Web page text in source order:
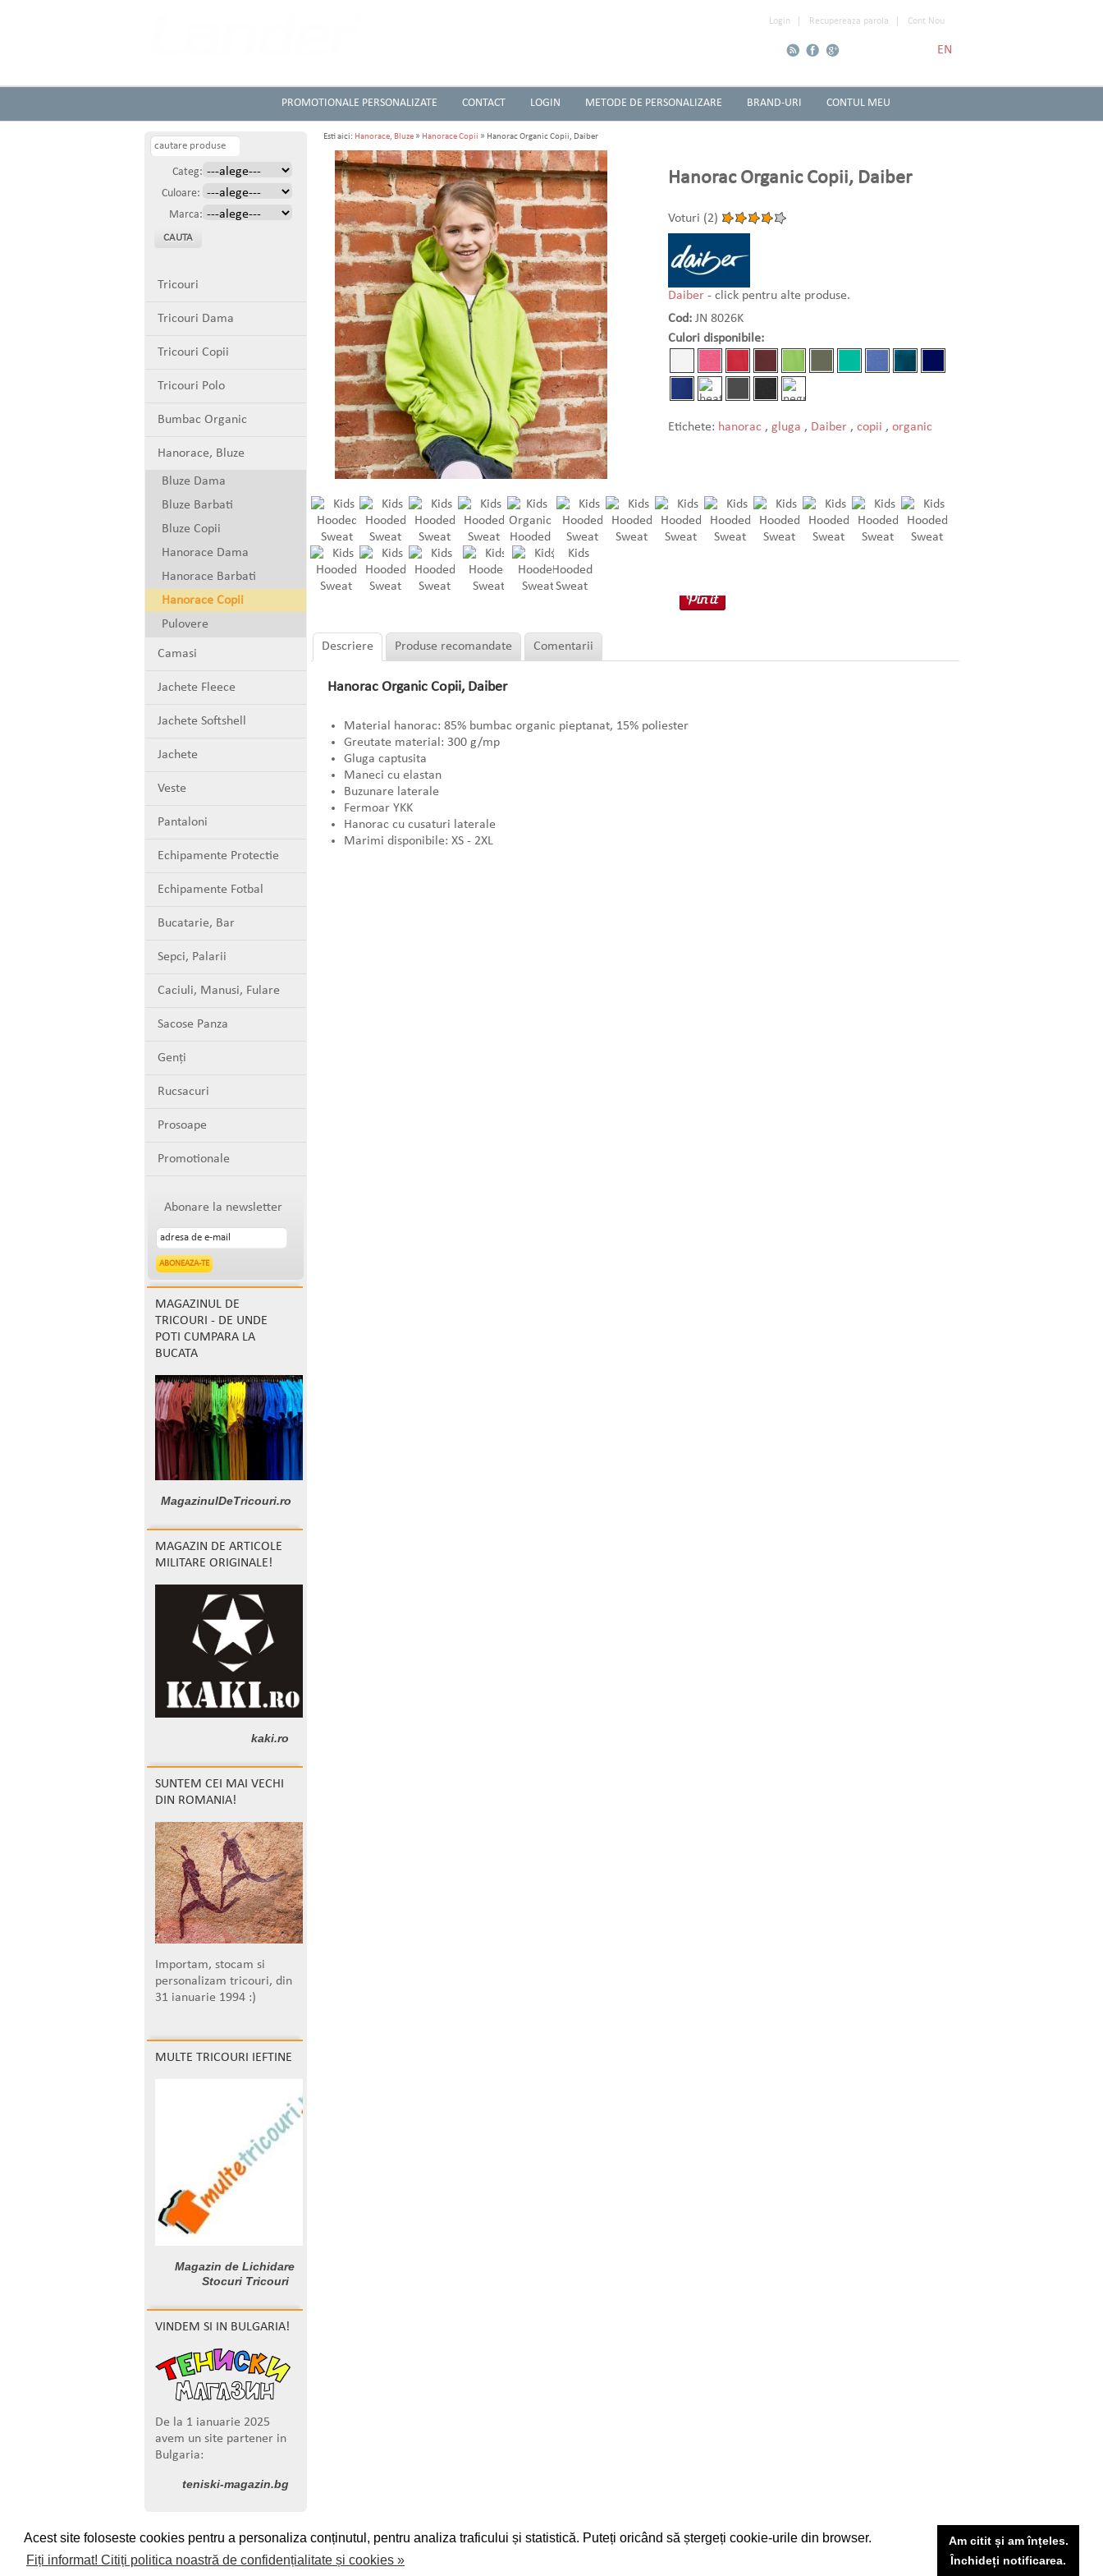
Acest site foloseste cookies pentru a personaliza conținutul, pentru analiza traficului și statistică. Puteți oricând să ștergeți cookie-urile din browser.
Fiți informat! Citiți politica noastră de confidențialitate și cookies »
Am citit și am înțeles.
Închideți notificarea.
Login Recupereaza parola Cont Nou
EN
PROMOTIONALE PERSONALIZATE CONTACT LOGIN METODE DE PERSONALIZARE BRAND-URI CONTUL MEU
Categ:
Culoare:
Marca:
Tricouri
Tricouri Dama
Tricouri Copii
Tricouri Polo
Bumbac Organic
Hanorace, Bluze
Bluze Dama
Bluze Barbati
Bluze Copii
Hanorace Dama
Hanorace Barbati
Hanorace Copii
Pulovere
Camasi
Jachete Fleece
Jachete Softshell
Jachete
Veste
Pantaloni
Echipamente Protectie
Echipamente Fotbal
Bucatarie, Bar
Sepci, Palarii
Caciuli, Manusi, Fulare
Sacose Panza
Genți
Rucsacuri
Prosoape
Promotionale
Abonare la newsletter
MAGAZINUL DE
TRICOURI - DE UNDE
POTI CUMPARA LA
BUCATA
MagazinulDeTricouri.ro
MAGAZIN DE ARTICOLE
MILITARE ORIGINALE!
kaki.ro
SUNTEM CEI MAI VECHI
DIN ROMANIA!
Importam, stocam si
personalizam tricouri, din
31 ianuarie 1994 :)
MULTE TRICOURI IEFTINE
Magazin de Lichidare
Stocuri Tricouri
VINDEM SI IN BULGARIA!
De la 1 ianuarie 2025
avem un site partener in
Bulgaria:
teniski-magazin.bg
Esti aici: Hanorace, Bluze » Hanorace Copii » Hanorac Organic Copii, Daiber
Hanorac Organic Copii, Daiber
Voturi (2)
Daiber - click pentru alte produse.
Cod: JN 8026K
Culori disponibile:
Etichete: hanorac , gluga , Daiber , copii , organic
Descriere Produse recomandate Comentarii
Hanorac Organic Copii, Daiber
Material hanorac: 85% bumbac organic pieptanat, 15% poliester
Greutate material: 300 g/mp
Gluga captusita
Maneci cu elastan
Buzunare laterale
Fermoar YKK
Hanorac cu cusaturi laterale
Marimi disponibile: XS - 2XL
CONFIDENȚIALITATE, PROTECȚIA DATELOR, COOKIE-URI